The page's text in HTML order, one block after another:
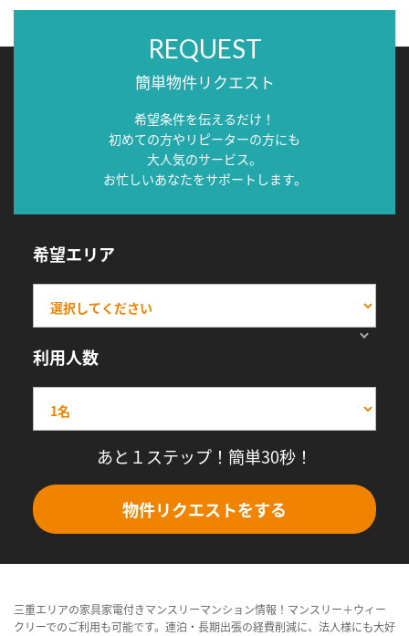
REQUEST
簡単物件リクエスト
希望条件を伝えるだけ！
初めての方やリピーターの方にも
大人気のサービス。
お忙しいあなたをサポートします。
希望エリア
利用人数
あと１ステップ！簡単30秒！
物件リクエストをする
三重エリアの家具家電付きマンスリーマンション情報！マンスリー＋ウィー
クリーでのご利用も可能です。連泊・長期出張の経費削減に、法人様にも大好